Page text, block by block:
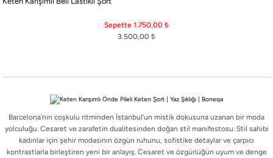
3.500,00 ₺
Sepette 1.750,00 ₺
Barcelona'nın coşkulu ritminden İstanbul'un mistik dokusuna uzanan bir moda
yolculuğu. Cesaret ve zarafetin dualitesinden doğan stil manifestosu. Stil sahibi
kadınlar için şehir modasının özgün ruhunu, sofistike detaylar ve çarpıcı
kontrastlarla birleştiren yeni bir anlayış. Cesaret ve özgürlüğün uyum ve denge
Barcelona'nın coşkulu ritminden İstanbul'un mistik dokusuna uzanan bir moda
kadınlar için şehir modasının özgün ruhunu, sofistike detaylar ve çarpıcı
kontrastlarla birleştiren yeni bir anlayış. Cesaret ve özgürlüğün uyum ve denge
Koleksiyon
Online Mağaza